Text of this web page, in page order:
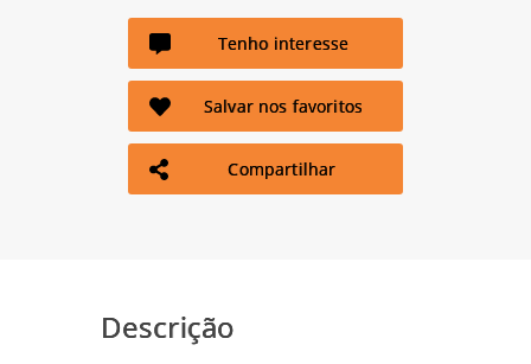
Tenho interesse
Salvar nos favoritos
Compartilhar
Descrição